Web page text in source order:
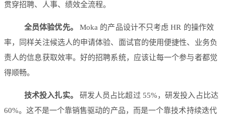
贯穿招聘、人事、绩效全流程。
全员体验优先。
Moka 的产品设计不只考虑 HR 的操作效
率，同样关注候选人的申请体验、面试官的使用便捷性、业务负
责人的信息获取效率。好的招聘系统，应该让每一个参与者都觉
得顺畅。
技术投入扎实。
研发人员占比超过 55%，研发投入占比达
60%。这不是一个靠销售驱动的产品，而是一个靠技术持续迭代